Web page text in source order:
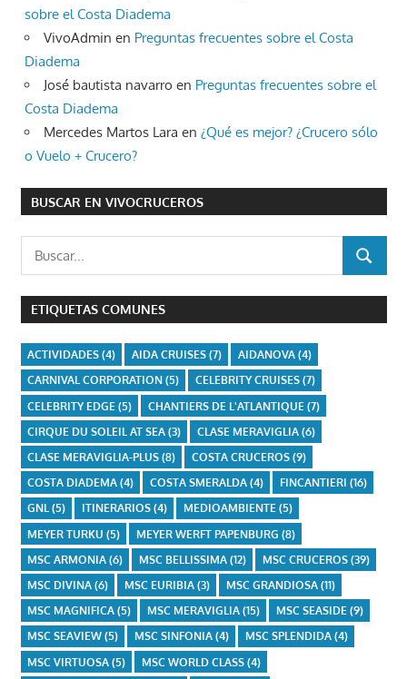
sobre el Costa Diadema
VivoAdmin en Preguntas frecuentes sobre el Costa
Diadema
José bautista navarro en Preguntas frecuentes sobre el
Costa Diadema
Mercedes Martos Lara en ¿Qué es mejor? ¿Crucero sólo
o Vuelo + Crucero?
BUSCAR EN VIVOCRUCEROS
Buscar:
BUSCAR
ETIQUETAS COMUNES
ACTIVIDADES(4) AIDA CRUISES(7) AIDANOVA(4)
CARNIVAL CORPORATION(5) CELEBRITY CRUISES(7)
CELEBRITY EDGE (5) CHANTIERS DE L'ATLANTIQUE (7)
CIRQUE DU SOLEIL AT SEA(3) CLASE MERAVIGLIA(6)
CLASE MERAVIGLIA-PLUS(8) COSTA CRUCEROS(9)
COSTA DIADEMA(4) COSTA SMERALDA(4) FINCANTIERI (16)
GNL(5) ITINERARIOS(4) MEDIOAMBIENTE(5)
MEYER TURKU (5) MEYER WERFT PAPENBURG (8)
MSC ARMONIA(6) MSC BELLISSIMA(12) MSC CRUCEROS(39)
MSC DIVINA(6) MSC EURIBIA(3) MSC GRANDIOSA(11)
MSC MAGNIFICA(5) MSC MERAVIGLIA(15) MSC SEASIDE(9)
MSC SEAVIEW(5) MSC SINFONIA(4) MSC SPLENDIDA(4)
MSC VIRTUOSA(5) MSC WORLD CLASS(4)